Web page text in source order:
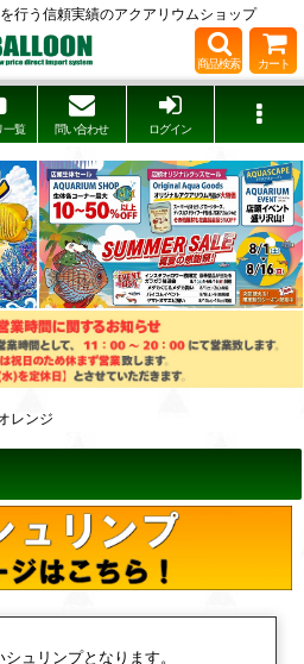
行う信頼実績のアクアリウムショップ
商品検索 カート
一覧 問い合わせ ログイン
レンジ
ュリンプとなります。